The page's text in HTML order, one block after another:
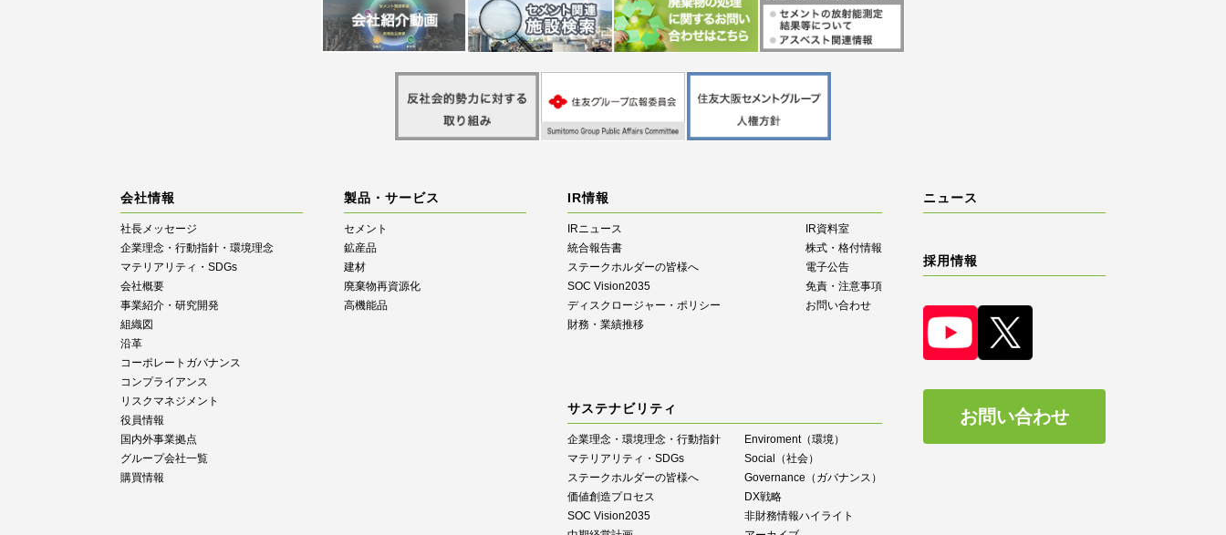
会社情報
社長メッセージ
企業理念・行動指針・環境理念
マテリアリティ・SDGs
会社概要
事業紹介・研究開発
組織図
沿革
コーポレートガバナンス
コンプライアンス
リスクマネジメント
役員情報
国内外事業拠点
グループ会社一覧
購買情報
製品・サービス
セメント
鉱産品
建材
廃棄物再資源化
高機能品
IR情報
IRニュース
統合報告書
ステークホルダーの皆様へ
SOC Vision2035
ディスクロージャー・ポリシー
財務・業績推移
IR資料室
株式・格付情報
電子公告
免責・注意事項
お問い合わせ
サステナビリティ
企業理念・環境理念・行動指針
マテリアリティ・SDGs
ステークホルダーの皆様へ
価値創造プロセス
SOC Vision2035
Enviroment（環境）
Social（社会）
Governance（ガバナンス）
DX戦略
⾮財務情報ハイライト
ニュース
採用情報
お問い合わせ